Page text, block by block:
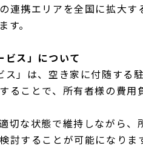
連携エリアを全国に拡大
。
ス」について
ス」は、空き家に付随する
ることで、所有者様の費用
切な状態で維持しながら
討することが可能になりま